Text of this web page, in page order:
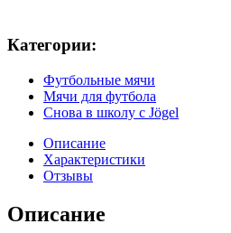
Категории:
Футбольные мячи
Мячи для футбола
Снова в школу c Jögel
Описание
Характеристики
Отзывы
Описание